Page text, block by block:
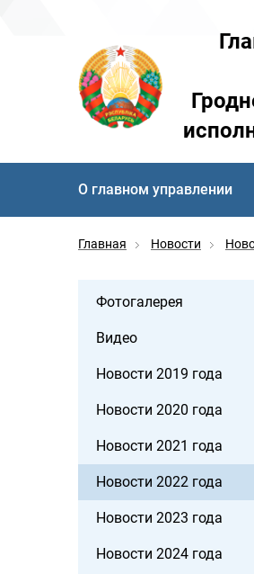
О главном управлении
Главная Новости
Фотогалерея
Видео
Новости 2019 года
Новости 2020 года
Новости 2021 года
Новости 2022 года
Новости 2023 года
Новости 2024 года